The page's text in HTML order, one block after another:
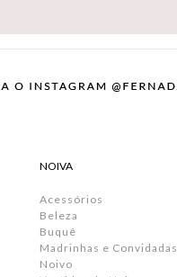
NOIVA
Acessórios
Beleza
Buquê
Madrinhas e Convidadas
Noivo